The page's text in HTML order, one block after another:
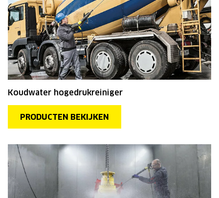
Koudwater hogedrukreiniger
PRODUCTEN BEKIJKEN